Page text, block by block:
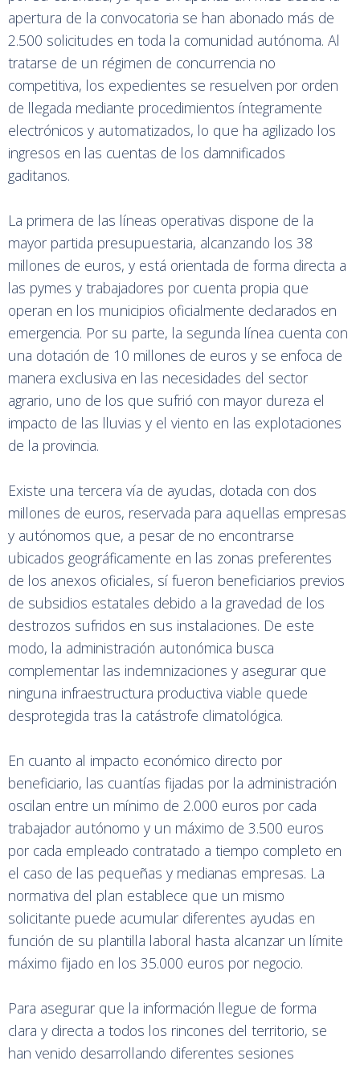
apertura de la convocatoria se han abonado más de
2.500 solicitudes en toda la comunidad autónoma. Al
tratarse de un régimen de concurrencia no
competitiva, los expedientes se resuelven por orden
de llegada mediante procedimientos íntegramente
electrónicos y automatizados, lo que ha agilizado los
ingresos en las cuentas de los damnificados
gaditanos.
La primera de las líneas operativas dispone de la
mayor partida presupuestaria, alcanzando los 38
millones de euros, y está orientada de forma directa a
las pymes y trabajadores por cuenta propia que
operan en los municipios oficialmente declarados en
emergencia. Por su parte, la segunda línea cuenta con
una dotación de 10 millones de euros y se enfoca de
manera exclusiva en las necesidades del sector
agrario, uno de los que sufrió con mayor dureza el
impacto de las lluvias y el viento en las explotaciones
de la provincia.
Existe una tercera vía de ayudas, dotada con dos
millones de euros, reservada para aquellas empresas
y autónomos que, a pesar de no encontrarse
ubicados geográficamente en las zonas preferentes
de los anexos oficiales, sí fueron beneficiarios previos
de subsidios estatales debido a la gravedad de los
destrozos sufridos en sus instalaciones. De este
modo, la administración autonómica busca
complementar las indemnizaciones y asegurar que
ninguna infraestructura productiva viable quede
desprotegida tras la catástrofe climatológica.
En cuanto al impacto económico directo por
beneficiario, las cuantías fijadas por la administración
oscilan entre un mínimo de 2.000 euros por cada
trabajador autónomo y un máximo de 3.500 euros
por cada empleado contratado a tiempo completo en
el caso de las pequeñas y medianas empresas. La
normativa del plan establece que un mismo
solicitante puede acumular diferentes ayudas en
función de su plantilla laboral hasta alcanzar un límite
máximo fijado en los 35.000 euros por negocio.
Para asegurar que la información llegue de forma
clara y directa a todos los rincones del territorio, se
han venido desarrollando diferentes sesiones